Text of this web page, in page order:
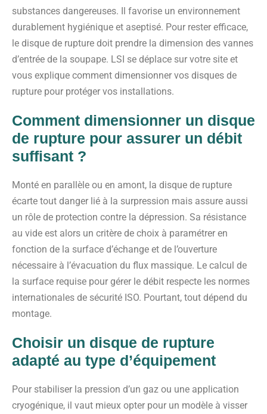
substances dangereuses. Il favorise un environnement
durablement hygiénique et aseptisé. Pour rester efficace,
le disque de rupture doit prendre la dimension des vannes
d’entrée de la soupape. LSI se déplace sur votre site et
vous explique comment dimensionner vos disques de
rupture pour protéger vos installations.
Comment dimensionner un disque
de rupture pour assurer un débit
suffisant ?
Monté en parallèle ou en amont, la disque de rupture
écarte tout danger lié à la surpression mais assure aussi
un rôle de protection contre la dépression. Sa résistance
au vide est alors un critère de choix à paramétrer en
fonction de la surface d’échange et de l’ouverture
nécessaire à l’évacuation du flux massique. Le calcul de
la surface requise pour gérer le débit respecte les normes
internationales de sécurité ISO. Pourtant, tout dépend du
montage.
Choisir un disque de rupture
adapté au type d’équipement
Pour stabiliser la pression d’un gaz ou une application
cryogénique, il vaut mieux opter pour un modèle à visser